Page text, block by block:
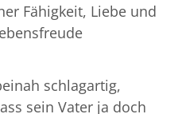
Fähigkeit, Liebe und
schlagartig,
sein Vater ja doch